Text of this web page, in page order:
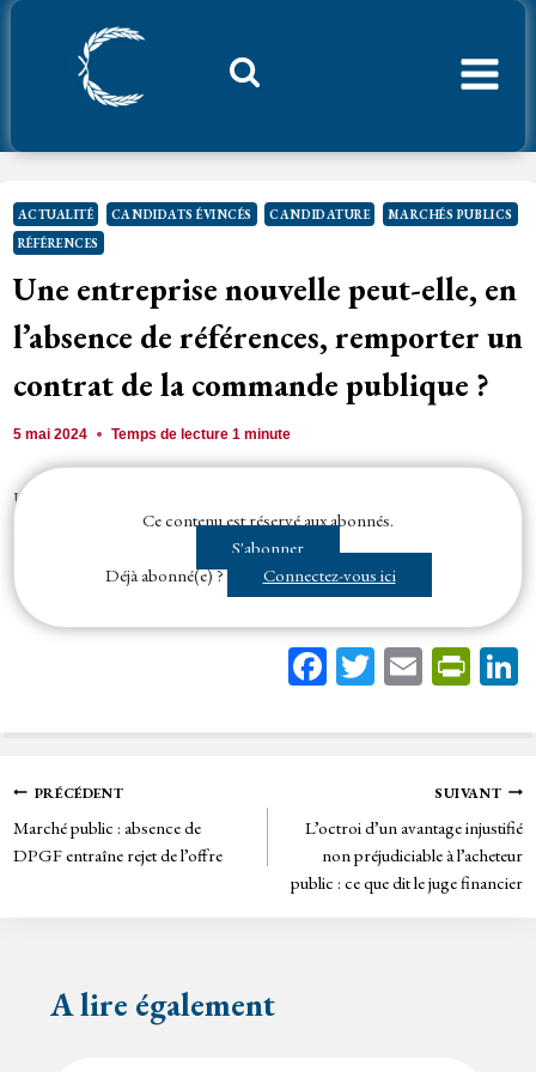
Aller
ACTUALITÉ CANDIDATS ÉVINCÉS CANDIDATURE
MARCHÉS PUBLICS
RÉFÉRENCES
Une entreprise nouvelle peut-elle, en
l’absence de références, remporter un
contrat de la commande publique ?
5 mai 2024 Temps de lecture1 minute
Un
nouvellement créée peut, dès lors qu’elle ne dispose
pas de références, valablement justifier de ses capacités financières et
Ce contenu est réservé aux abonnés.
S'abonner
Déjà abonné(e) ?
Connectez-vous ici
Fa
bo
T
tt
E
ail
Pr
tF
rie
n
dl
y
Navigation
de
PRÉCÉDENT
Marché public : absence de
DPGF entraîne rejet de l’offre
SUIVANT
L’octroi d’un avantage injustifié
non préjudiciable à l’acheteur
public : ce que dit le juge financier
A lire également